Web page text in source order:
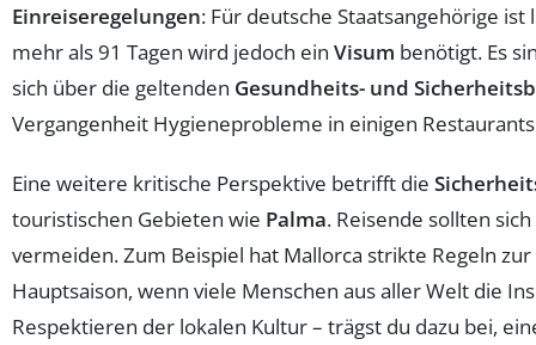
Einreiseregelungen: Für deutsche Staatsangehörige
mehr als 91 Tagen wird jedoch ein Visum benötigt. Es
sich über die geltenden Gesundheits- und
Vergangenheit Hygieneprobleme in einigen
Eine weitere kritische Perspektive betrifft die
touristischen Gebieten wie Palma. Reisende sollten
vermeiden. Zum Beispiel hat Mallorca strikte Regeln
Hauptsaison, wenn viele Menschen aus aller Welt die
Respektieren der lokalen Kultur – trägst du dazu bei,